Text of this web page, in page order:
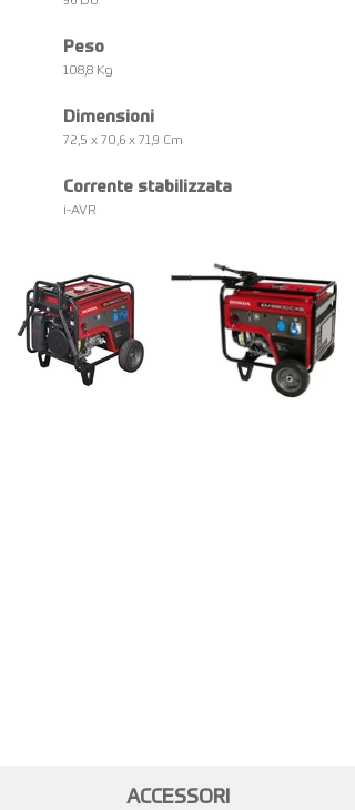
Peso
108,8 Kg
Dimensioni
72,5 x 70,6 x 71,9 Cm
Corrente stabilizzata
i-AVR
ACCESSORI